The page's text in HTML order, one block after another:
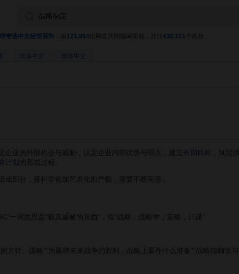
专业中文经管百科 121,994 位网友共同编写而成，共计 436,151 个条目
定企业的外部机会与威胁，认定企业内部优势与弱点，建立 长期目标 ，制定
计划 的形成过程。
部分，是科学化加艺术化的产物，需要不断完善。
词意思是“极其重要的东西”，指“战略，战略学，策略，计谋”
方针、谋略”“为赢得未来战争的胜利，战略上要作什么准备”“战略指御敌